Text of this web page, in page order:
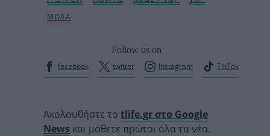
Follow us on
facebook
twitter Instagram TikTok
Ακολουθήστε το tlife.gr στο Google
News και μάθετε πρώτοι όλα τα νέα.